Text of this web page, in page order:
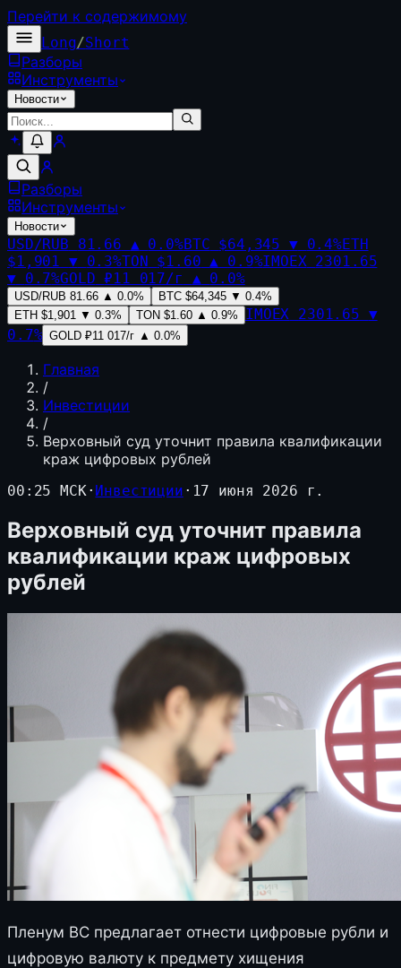
Перейти к содержимому
Long/Short
Разборы
Инструменты
Новости
Разборы
Инструменты
Новости
USD/RUB 81.66 ▲ 0.0%BTC $64,345 ▼ 0.4%ETH
$1,901 ▼ 0.3%TON $1.60 ▲ 0.9%IMOEX 2301.65
▼ 0.7%GOLD ₽11 017/г ▲ 0.0%
USD/RUB 81.66 ▲ 0.0% BTC $64,345 ▼ 0.4%
ETH $1,901 ▼ 0.3% TON $1.60 ▲ 0.9% IMOEX 2301.65 ▼
0.7% GOLD ₽11 017/г ▲ 0.0%
Главная
/
Инвестиции
/
Верховный суд уточнит правила квалификации
краж цифровых рублей
00:25 МСК· Инвестиции · 17 июня 2026 г.
Верховный суд уточнит правила
квалификации краж цифровых
рублей
Пленум ВС предлагает отнести цифровые рубли и
цифровую валюту к предмету хищения